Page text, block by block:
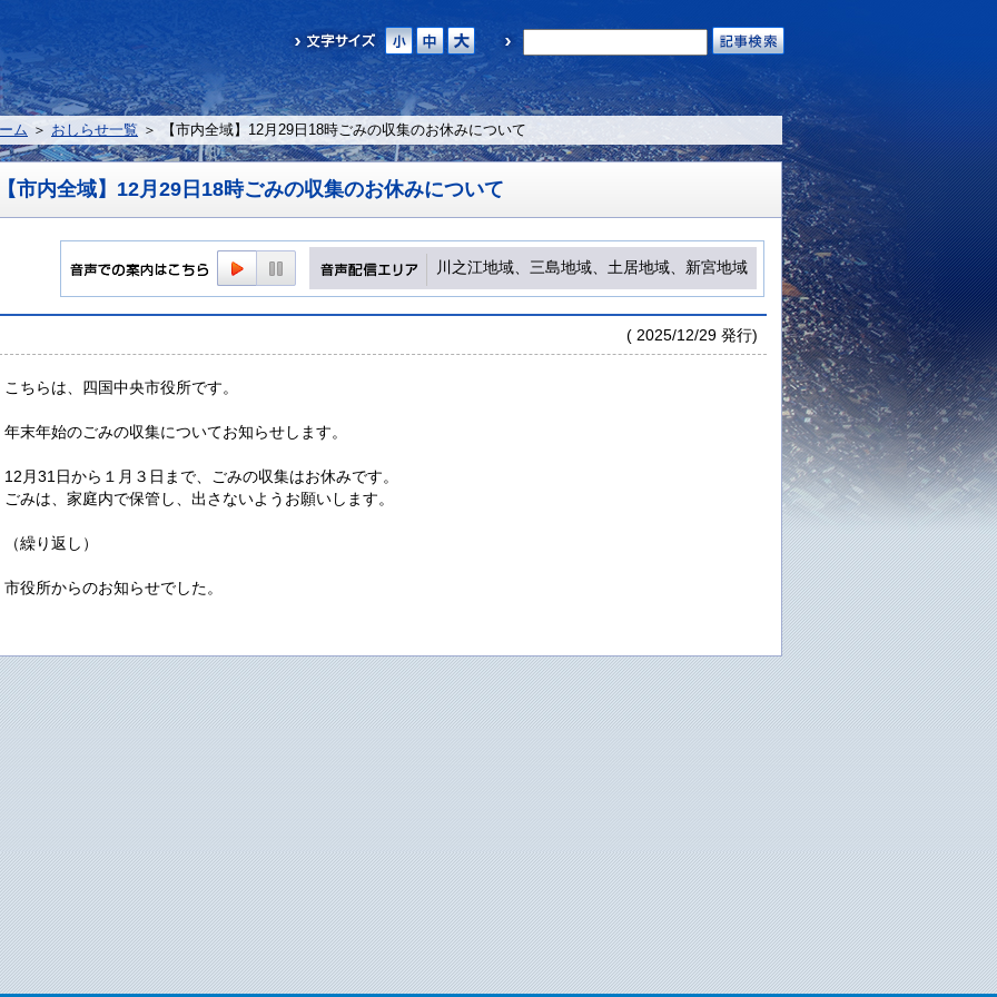
ム ＞ おしらせ一覧 ＞ 【市内全域】12月29日18時ごみの収集のお休みについて
市内全域】12月29日18時ごみの収集のお休みについて
川之江地域、三島地域、土居地域、新宮地域
( 2025/12/29 発行)
こちらは、四国中央市役所です。
年末年始のごみの収集についてお知らせします。
12月31日から１月３日まで、ごみの収集はお休みです。
ごみは、家庭内で保管し、出さないようお願いします。
（繰り返し）
市役所からのお知らせでした。